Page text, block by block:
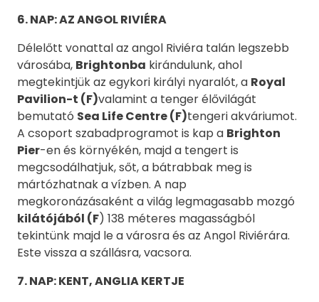
6. NAP:AZ ANGOL RIVIÉRA
Délelőtt vonattal az angol Riviéra talán legszebb
városába, Brightonba kirándulunk, ahol
megtekintjük az egykori királyi nyaralót, a Royal
Pavilion-t (F)valamint a tenger élővilágát
bemutató Sea Life Centre (F)tengeri akváriumot.
A csoport szabadprogramot is kap a Brighton
Pier-en és környékén, majd a tengert is
megcsodálhatjuk, sőt, a bátrabbak meg is
mártózhatnak a vízben. A nap
megkoronázásaként a világ legmagasabb mozgó
kilátójából (F) 138 méteres magasságból
tekintünk majd le a városra és az Angol Riviérára.
Este vissza a szállásra, vacsora.
7. NAP: KENT, ANGLIA KERTJE